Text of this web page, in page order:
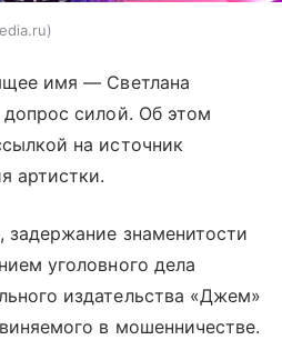
имя — Светлана
силой. Об этом
на источник
артистки.
знаменитости
уголовного дела
издательства «Джем»
в мошенничестве.